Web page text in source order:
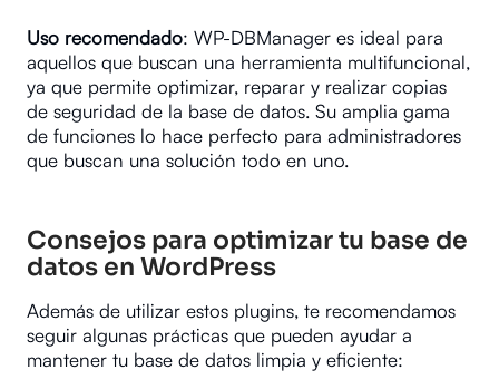
Uso recomendado: WP-DBManager es ideal para
aquellos que buscan una herramienta multifuncional,
ya que permite optimizar, reparar y realizar copias
de seguridad de la base de datos. Su amplia gama
de funciones lo hace perfecto para administradores
que buscan una solución todo en uno.
Consejos para optimizar tu base de
datos en WordPress
Además de utilizar estos plugins, te recomendamos
seguir algunas prácticas que pueden ayudar a
mantener tu base de datos limpia y eficiente: